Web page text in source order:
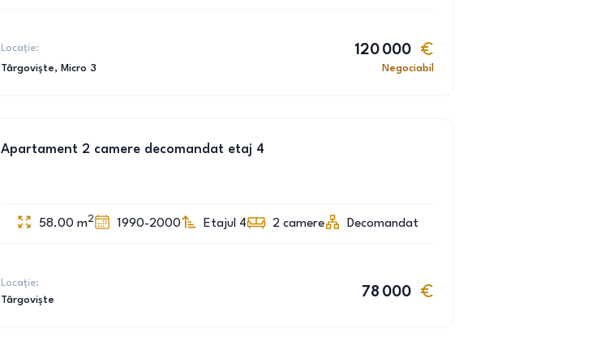
Locație:
Târgoviște, Micro 3
120 000
Negociabil
Apartament 2 camere decomandat etaj 4
58.00 m2 1990-2000 Etajul 4 2 camere Decomandat
Locație:
Târgoviște
78 000